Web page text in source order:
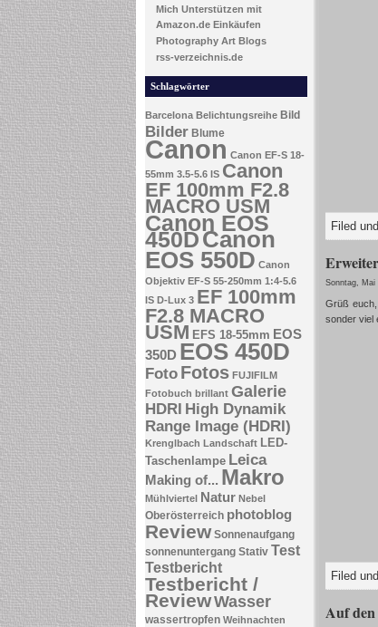
Mich Unterstützen mit
Amazon.de Einkäufen
Photography Art Blogs
rss-verzeichnis.de
Schlagwörter
Barcelona Belichtungsreihe Bild
Bilder Blume
Canon Canon EF-S 18-
55mm 3.5-5.6 IS Canon
EF 100mm F2.8
MACRO USM
Canon EOS
450DCanon
EOS 550D Canon
Objektiv EF-S 55-250mm 1:4-5.6
IS D-Lux 3 EF 100mm
F2.8 MACRO
USM EFS 18-55mm EOS
350D EOS 450D
Foto Fotos FUJIFILM
Fotobuch brillant Galerie
HDRI High Dynamik
Range Image (HDRI)
Krenglbach Landschaft LED-
Taschenlampe Leica
Making of... Makro
Mühlviertel Natur Nebel
Oberösterreich photoblog
Review Sonnenaufgang
sonnenuntergang Stativ Test
Testbericht
Testbericht /
ReviewWasser
wassertropfen Weihnachten
Filed
Sonntag, Mai
Grüß euch,
sonder viel
Filed
Auf